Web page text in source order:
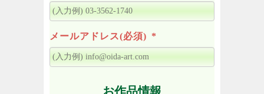
メールアドレス(必須) *
お作品情報